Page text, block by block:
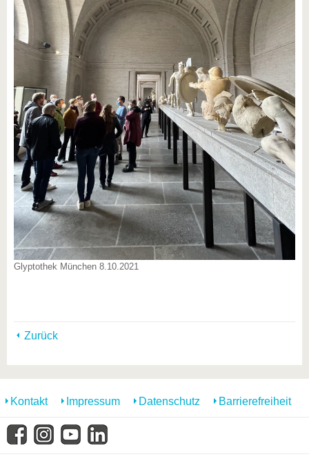
Glyptothek München 8.10.2021
Zurück
Kontakt Impressum Datenschutz Barrierefreiheit